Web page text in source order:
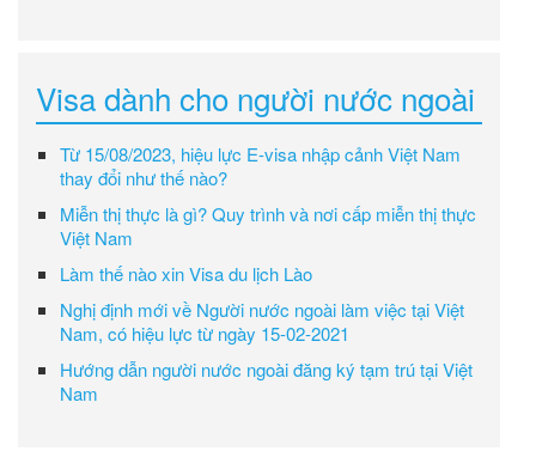
Visa dành cho người nước ngoài
Từ 15/08/2023, hiệu lực E-visa nhập cảnh Việt Nam
thay đổi như thế nào?
Miễn thị thực là gì? Quy trình và nơi cấp miễn thị thực
Việt Nam
Làm thế nào xin Visa du lịch Lào
Nghị định mới về Người nước ngoài làm việc tại Việt
Nam, có hiệu lực từ ngày 15-02-2021
Hướng dẫn người nước ngoài đăng ký tạm trú tại Việt
Nam